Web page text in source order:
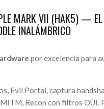
MARK VII (HAK5) — EL
INALÁMBRICO
por excelencia para
Evil Portal, captura
Recon con filtros OUI.